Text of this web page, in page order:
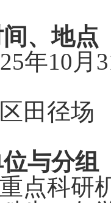
、地点
年10 月
田径场
与分组
点科研